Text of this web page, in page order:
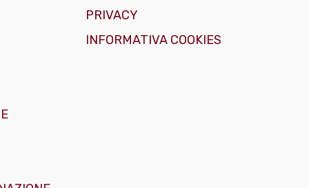
PRIVACY
INFORMATIVA COOKIES